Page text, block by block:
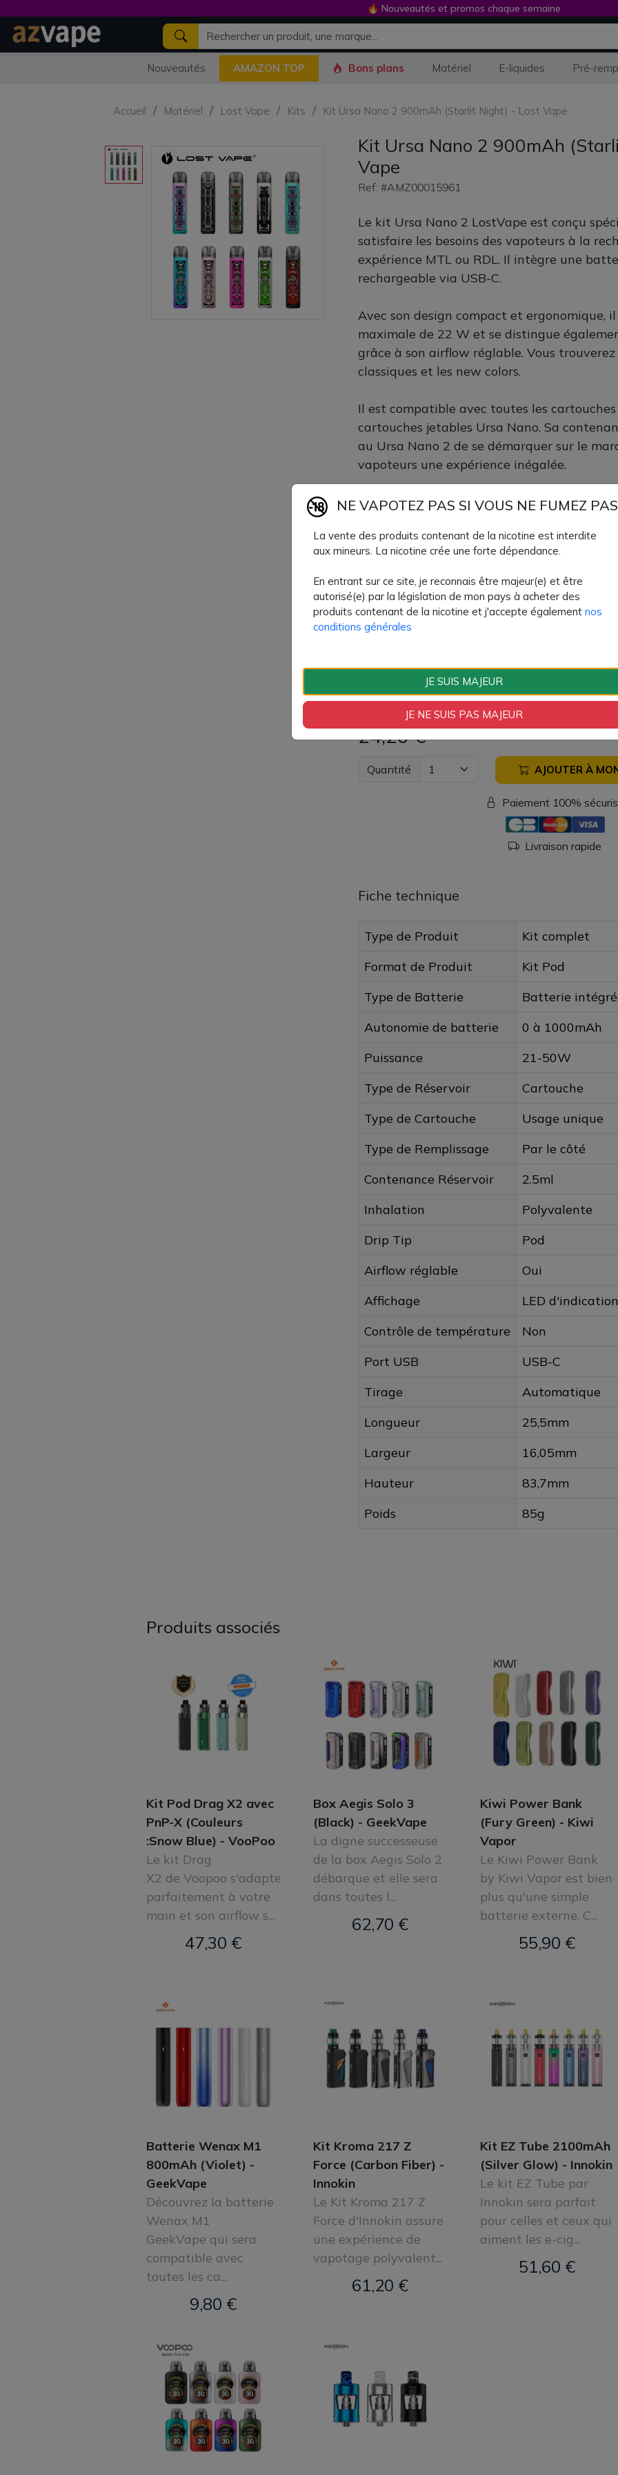
Nouveautés AMAZON TOP Bons plans Matériel E-liquides Pré-
Accueil Matériel Lost Vape Kits Kit Ursa Nano 2 900mAh (Starlit Night) - Lost Vape
Kit Ursa Nano 2 900mAh
Vape
Ref: #AMZ00015961
Le kit Ursa Nano 2 LostVape est conçu
satisfaire les besoins des vapoteurs à la
expérience MTL ou RDL. Il intègre une
rechargeable via USB-C.
Avec son design compact et ergonomique,
maximale de 22 W et se distingue
grâce à son airflow réglable. Vous
classiques et les new colors.
Il est compatible avec toutes les
cartouches jetables Ursa Nano. Sa
au Ursa Nano 2 de se démarquer sur le
vapoteurs une expérience inégalée.
Disponible chez AZVape avec de nombreux
Contenu du kit Ursa Nano 2 :
1 Pod Ursa Nano 2
1 cartouche Ursa avec résistance intégrée
1 câble USB-C
1 lanière tour de cou
1 manuel d'utilisation
24,20 €
Quantité AJOUTER À
Paiement 100%
Livraison rapide
Fiche technique
Type de Produit
Kit complet
Format de Produit
Kit Pod
Type de Batterie
Batterie
Autonomie de batterie
0 à 1000mAh
Puissance
21-50W
Type de Réservoir
Cartouche
Type de Cartouche
Usage unique
Type de Remplissage
Par le côté
Contenance Réservoir
2.5ml
Inhalation
Polyvalente
Drip Tip
Pod
Airflow réglable
Oui
Affichage
LED d'indication
Contrôle de température
Non
Port USB
USB-C
Tirage
Automatique
Longueur
25,5mm
Largeur
16,05mm
Hauteur
83,7mm
Poids
85g
Produits associés
Kit Pod Drag X2 avec
PnP-X (Couleurs
:Snow Blue) - VooPoo
Le kit Drag
X2 de Voopoo s'adapte
parfaitement à votre
main et son airflow s...
47,30 €
Box Aegis Solo 3
(Black) - GeekVape
La digne successeuse
de la box Aegis Solo 2
débarque et elle sera
dans toutes l...
62,70 €
Kiwi Power Bank
(Fury Green) - Kiwi
Vapor
Le Kiwi Power Bank
by Kiwi Vapor est bien
plus qu'une simple
batterie externe. C...
55,90 €
Batterie Wenax M1
800mAh (Violet) -
GeekVape
Découvrez la batterie
Wenax M1
GeekVape qui sera
compatible avec
toutes les ca...
9,80 €
Kit Kroma 217 Z
Force (Carbon Fiber) -
Innokin
Le Kit Kroma 217 Z
Force d'Innokin assure
une expérience de
vapotage polyvalent...
61,20 €
Kit EZ Tube 2100mAh
(Silver Glow) - Innokin
Le kit EZ Tube par
Innokin sera parfait
pour celles et ceux qui
aiment les e-cig...
51,60 €
🔥 Nouveautés et promos chaque semaine
NE VAPOTEZ PAS SI VOUS NE FUMEZ
La vente des produits contenant de la nicotine est interdite
aux mineurs. La nicotine crée une forte dépendance.
En entrant sur ce site, je reconnais être majeur(e) et être
autorisé(e) par la législation de mon pays à acheter des
produits contenant de la nicotine et j'accepte également nos
conditions générales
JE SUIS MAJEUR
JE NE SUIS PAS MAJEUR